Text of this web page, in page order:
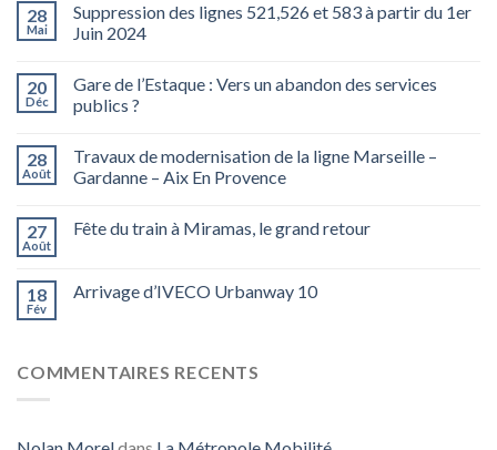
28
Mai
Suppression des lignes 521,526 et 583 à partir du 1er
Juin 2024
20
Déc
Gare de l’Estaque : Vers un abandon des services
publics ?
28
Août
Travaux de modernisation de la ligne Marseille –
Gardanne – Aix En Provence
27
Août
Fête du train à Miramas, le grand retour
18
Fév
Arrivage d’IVECO Urbanway 10
COMMENTAIRES RECENTS